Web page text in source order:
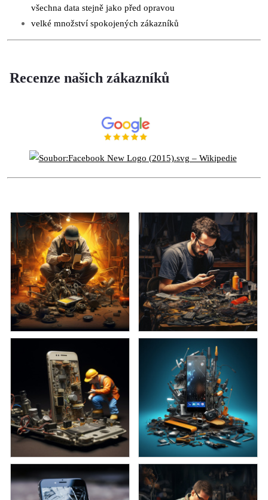
všechna data stejně jako před opravou
velké množství spokojených zákazníků
Recenze našich zákazníků